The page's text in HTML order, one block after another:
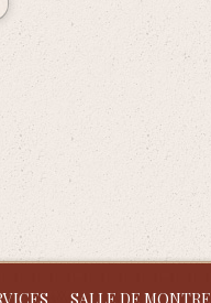
SALLE DE MONTRE